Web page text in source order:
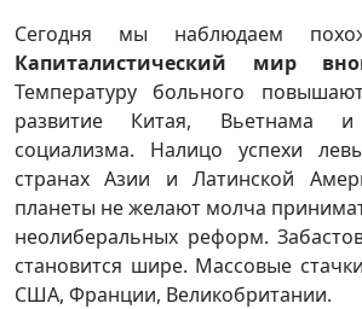
Сегодня мы наблюдаем
Капиталистический мир
Температуру больного
развитие Китая, Вьетнама
социализма. Налицо успехи
странах Азии и Латинской
планеты не желают молча
неолиберальных реформ.
становится шире. Массовые
США, Франции, Великобритании.